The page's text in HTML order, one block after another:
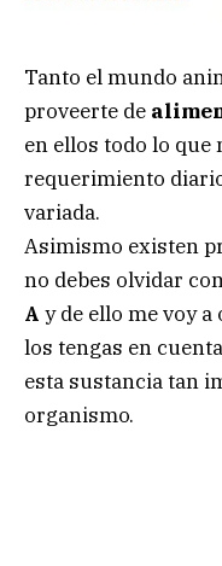
Tanto el mundo
proveerte de
en ellos todo lo que
requerimiento
variada.
Asimismo existen
no debes olvidar
A y de ello me voy
los tengas en
esta sustancia tan
organismo.